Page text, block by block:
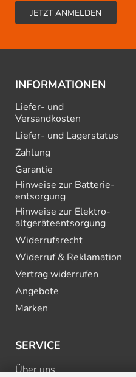
INFORMATIONEN
Liefer- und
Versandkosten
Liefer- und Lagerstatus
Zahlung
Garantie
Hinweise zur Batterie­
entsorgung
Hinweise zur Elektro­
altgeräte­entsorgung
Widerrufsrecht
Widerruf & Reklamation
Vertrag widerrufen
Angebote
Marken
SERVICE
Über uns